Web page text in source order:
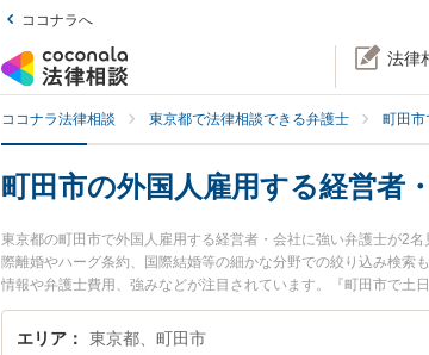
ココナラへ
法律
ココナラ法律相談 東京都で法律相談できる弁護士 町田市
町田市の外国人雇用する経営者
東京都の町田市で外国人雇用する経営者・会社に強い弁護士が2
際離婚やハーグ条約、国際結婚等の細かな分野での絞り込み検索
情報や弁護士費用、強みなどが注目されています。『町田市で土
営者・会社のトラブル解決の実績豊富な近くの弁護士を検索した
お困りの相談者さんにおすすめです。
エリア 東京都、町田市